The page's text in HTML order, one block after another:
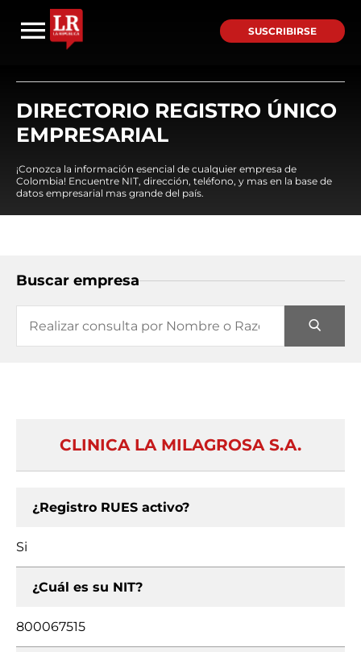
SUSCRIBIRSE
DIRECTORIO REGISTRO ÚNICO
EMPRESARIAL
¡Conozca la información esencial de cualquier empresa de
Colombia! Encuentre NIT, dirección, teléfono, y mas en la base de
datos empresarial mas grande del país.
Buscar empresa
CLINICA LA MILAGROSA S.A.
¿Registro RUES activo?
Si
¿Cuál es su NIT?
800067515